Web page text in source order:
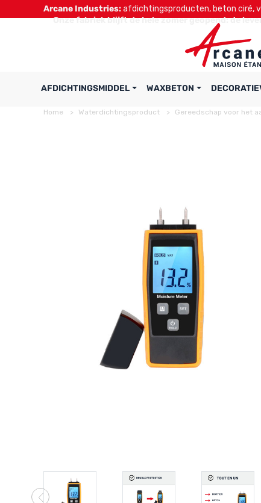
Arcane Industries:afdichtingsproducten, beton ciré,
Onze fabriek blijft de hele zomer geopend: de
AFDICHTINGSMIDDEL WAXBETON
Home Waterdichtingsproduct Gereedschap voor het